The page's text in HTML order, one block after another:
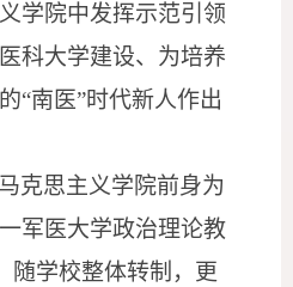
学院中发挥示范引领
科大学建设、为培养
“南医”时代新人作出
克思主义学院前身为
军医大学政治理论教
随学校整体转制，更